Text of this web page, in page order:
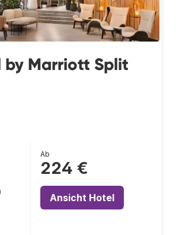
by Marriott Split
Ab
224 €
Ansicht Hotel